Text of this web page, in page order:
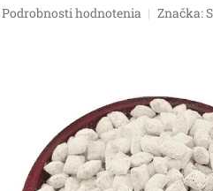
Podrobnosti hodnotenia Značka: